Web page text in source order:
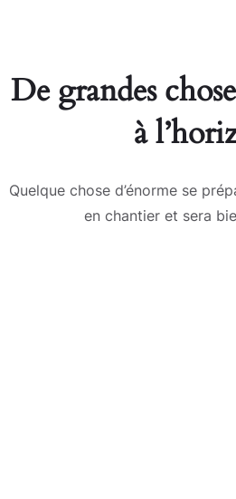
De grandes
à
Quelque chose d’énorme se
en chantier et sera